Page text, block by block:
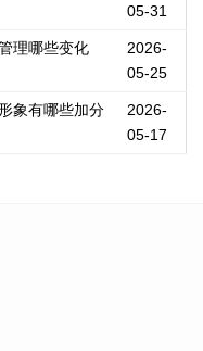
05-31
理哪些变化
2026-
05-25
象有哪些加分
2026-
05-17